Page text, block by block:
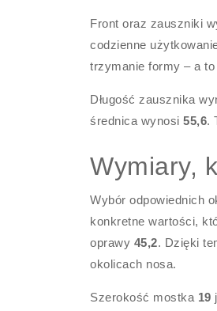
Front oraz zauszniki
codzienne
trzymanie formy – a
Długość zausznika
średnica wynosi55,6.
Wymiary,
Wybór odpowiednich
konkretne wartości,
oprawy 45,2. Dzięki
okolicach nosa.
Szerokość mostka 19